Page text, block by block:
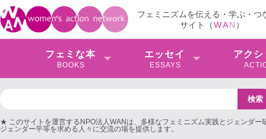
フェミニズムを伝える・学ぶ・つ
サイト（WAN ）
フェミな本
BOOKS
エッセイ
ESSAYS
アクシ
★ このサイトを運営するNPO法人WANは、多様なフェミニズム実践とジェンダー
ジェンダー平等を求める人々に交流の場を提供します。